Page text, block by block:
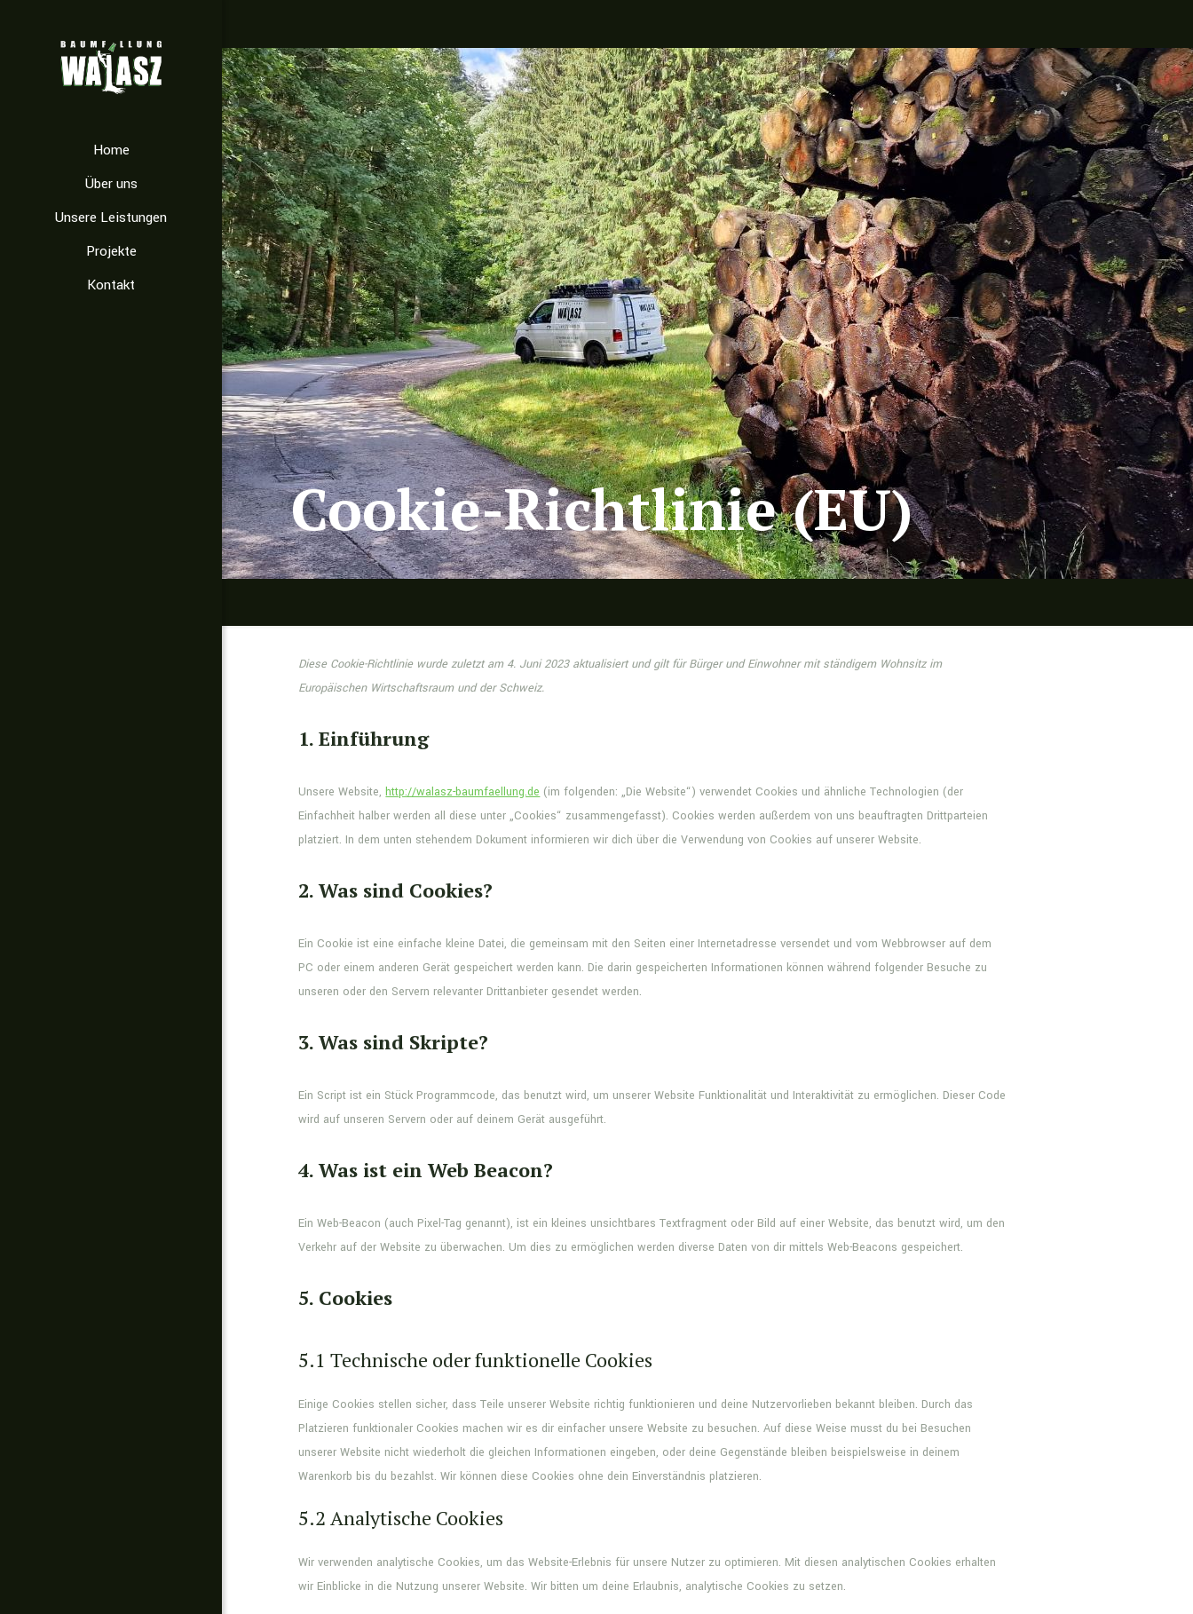
Home
Über uns
Unsere Leistungen
Projekte
Kontakt
Cookie-Richtlinie (EU)
Diese Cookie-Richtlinie wurde zuletzt am 4. Juni 2023 aktualisiert und gilt für Bürger und Einwohner mit ständigem Wohnsitz im
Europäischen Wirtschaftsraum und der Schweiz.
1. Einführung
Unsere Website,http://walasz-baumfaellung.de (im folgenden: „Die Website“) verwendet Cookies und ähnliche Technologien (der
Einfachheit halber werden all diese unter „Cookies“ zusammengefasst). Cookies werden außerdem von uns beauftragten Drittparteien
platziert. In dem unten stehendem Dokument informieren wir dich über die Verwendung von Cookies auf unserer Website.
2. Was sind Cookies?
Ein Cookie ist eine einfache kleine Datei, die gemeinsam mit den Seiten einer Internetadresse versendet und vom Webbrowser auf dem
PC oder einem anderen Gerät gespeichert werden kann. Die darin gespeicherten Informationen können während folgender Besuche zu
unseren oder den Servern relevanter Drittanbieter gesendet werden.
3. Was sind Skripte?
Ein Script ist ein Stück Programmcode, das benutzt wird, um unserer Website Funktionalität und Interaktivität zu ermöglichen. Dieser Code
wird auf unseren Servern oder auf deinem Gerät ausgeführt.
4. Was ist ein Web Beacon?
Ein Web-Beacon (auch Pixel-Tag genannt), ist ein kleines unsichtbares Textfragment oder Bild auf einer Website, das benutzt wird, um den
Verkehr auf der Website zu überwachen. Um dies zu ermöglichen werden diverse Daten von dir mittels Web-Beacons gespeichert.
5. Cookies
5.1 Technische oder funktionelle Cookies
Einige Cookies stellen sicher, dass Teile unserer Website richtig funktionieren und deine Nutzervorlieben bekannt bleiben. Durch das
Platzieren funktionaler Cookies machen wir es dir einfacher unsere Website zu besuchen. Auf diese Weise musst du bei Besuchen
unserer Website nicht wiederholt die gleichen Informationen eingeben, oder deine Gegenstände bleiben beispielsweise in deinem
Warenkorb bis du bezahlst. Wir können diese Cookies ohne dein Einverständnis platzieren.
5.2 Analytische Cookies
Wir verwenden analytische Cookies, um das Website-Erlebnis für unsere Nutzer zu optimieren. Mit diesen analytischen Cookies erhalten
wir Einblicke in die Nutzung unserer Website. Wir bitten um deine Erlaubnis, analytische Cookies zu setzen.